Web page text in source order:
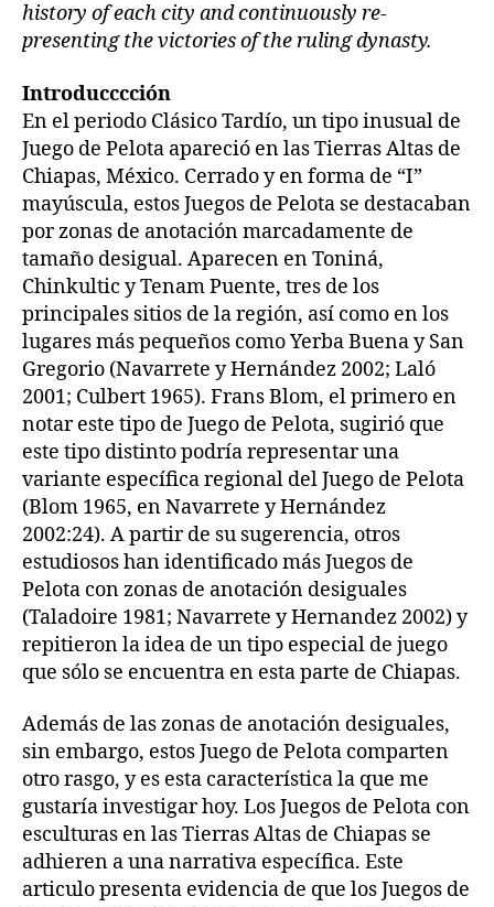
history of each city and continuously re-
presenting the victories of the ruling dynasty.
Introducccción
En el periodo Clásico Tardío, un tipo inusual de
Juego de Pelota apareció en las Tierras Altas de
Chiapas, México. Cerrado y en forma de “I”
mayúscula, estos Juegos de Pelota se destacaban
por zonas de anotación marcadamente de
tamaño desigual. Aparecen en Toniná,
Chinkultic y Tenam Puente, tres de los
principales sitios de la región, así como en los
lugares más pequeños como Yerba Buena y San
Gregorio (Navarrete y Hernández 2002; Laló
2001; Culbert 1965). Frans Blom, el primero en
notar este tipo de Juego de Pelota, sugirió que
este tipo distinto podría representar una
variante específica regional del Juego de Pelota
(Blom 1965, en Navarrete y Hernández
2002:24). A partir de su sugerencia, otros
estudiosos han identificado más Juegos de
Pelota con zonas de anotación desiguales
(Taladoire 1981; Navarrete y Hernandez 2002) y
repitieron la idea de un tipo especial de juego
que sólo se encuentra en esta parte de Chiapas.
Además de las zonas de anotación desiguales,
sin embargo, estos Juego de Pelota comparten
otro rasgo, y es esta característica la que me
gustaría investigar hoy. Los Juegos de Pelota con
esculturas en las Tierras Altas de Chiapas se
adhieren a una narrativa específica. Este
articulo presenta evidencia de que los Juegos de